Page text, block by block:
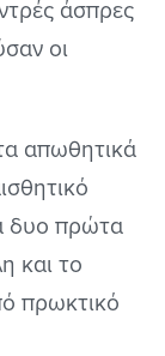
άσπρες
οι
απωθητικά
δυο πρώτα
και το
πρωκτικό